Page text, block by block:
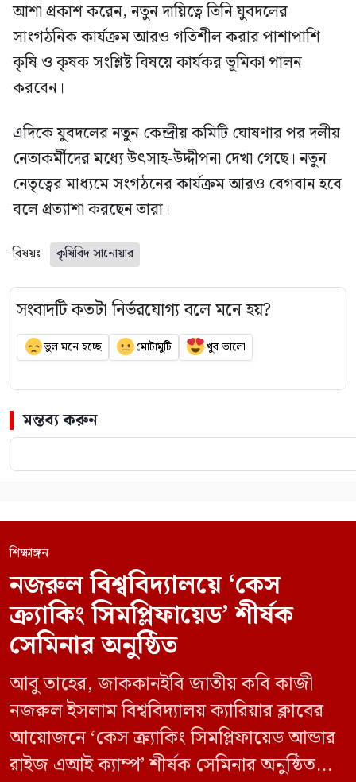
আশা প্রকাশ করেন, নতুন দায়িত্বে তিনি যুবদলের
সাংগঠনিক কার্যক্রম আরও গতিশীল করার পাশাপাশি
কৃষি ও কৃষক সংশ্লিষ্ট বিষয়ে কার্যকর ভূমিকা পালন
করবেন।
এদিকে যুবদলের নতুন কেন্দ্রীয় কমিটি ঘোষণার পর দলীয়
নেতাকর্মীদের মধ্যে উৎসাহ-উদ্দীপনা দেখা গেছে। নতুন
নেতৃত্বের মাধ্যমে সংগঠনের কার্যক্রম আরও বেগবান হবে
বলে প্রত্যাশা করছেন তারা।
বিষয়ঃ কৃষিবিদ সানোয়ার
সংবাদটি কতটা নির্ভরযোগ্য বলে মনে হয়?
ভুল মনে হচ্ছে মোটামুটি খুব ভালো
মন্তব্য করুন
শিক্ষাঙ্গন
নজরুল বিশ্ববিদ্যালয়ে ‘কেস
ক্র্যাকিং সিমপ্লিফায়েড’ শীর্ষক
সেমিনার অনুষ্ঠিত
আবু তাহের, জাককানইবি জাতীয় কবি কাজী
নজরুল ইসলাম বিশ্ববিদ্যালয় ক্যারিয়ার ক্লাবের
আয়োজনে ‘কেস ক্র্যাকিং সিমপ্লিফায়েড আন্ডার
রাইজ এআই ক্যাম্প’ শীর্ষক সেমিনার অনুষ্ঠিত